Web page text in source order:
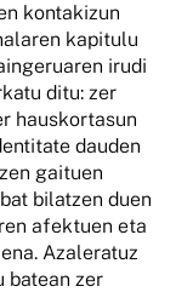
kontakizun
kapitulu
irudi
ditu: zer
hauskortasun
dauden
gaituen
bilatzen duen
afektuen eta
Azaleratuz
batean zer